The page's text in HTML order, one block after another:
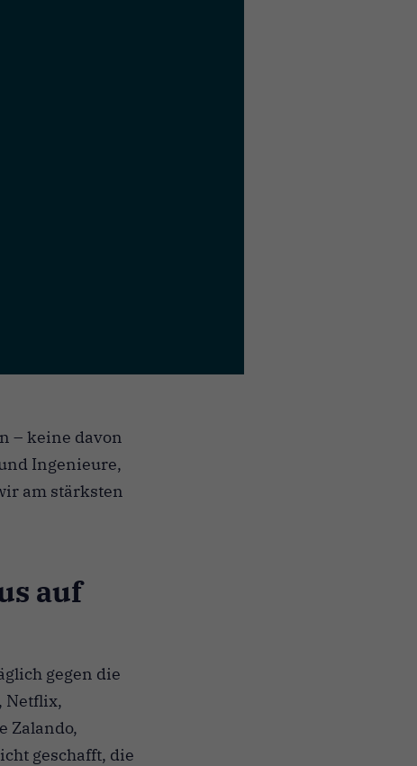
– keine davon
Ingenieure,
am stärksten
auf
gegen die
Netflix,
Zalando,
geschafft, die